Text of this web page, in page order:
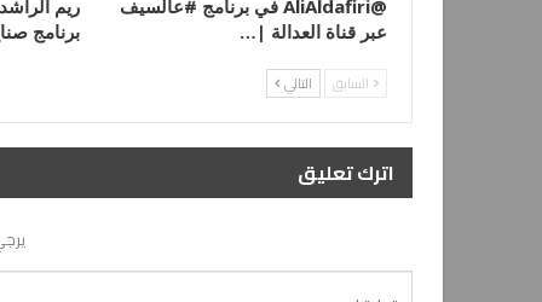
@AliAldafiri في برنامج #عالسيف
عبر قناة العدالة |…
ريم
برنامج
السابق التالي
اترك تعليق